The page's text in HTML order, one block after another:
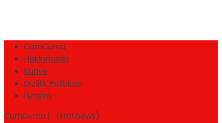
CumCuma
Hakkımızda
Künye
Gizlilik Politikası
İletişim
CumCuma | (xml news)